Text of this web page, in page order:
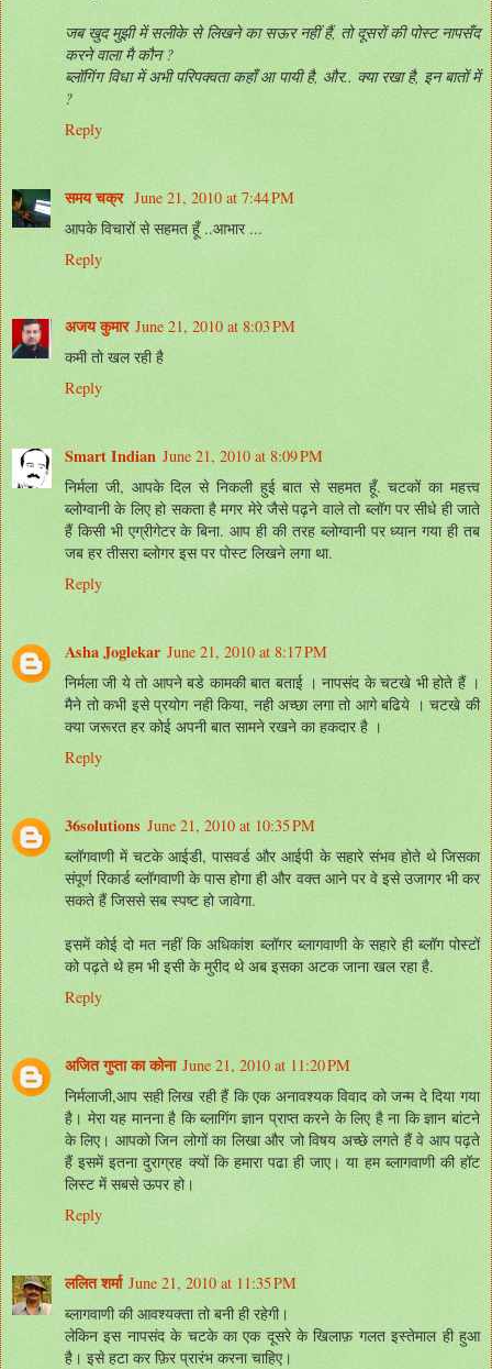
जब खुद मुझी में सलीके से लिखने का सऊर नहीं हैं, तो दूसरों की पोस्ट नापसँद
करने वाला मै कौन ?
ब्लॉगिंग विधा में अभी परिपक्वता कहाँ आ पायी है, और.. क्या रखा है, इन बातों में
?
Reply
समय चक्र June 21, 2010 at 7:44 PM
आपके विचारों से सहमत हूँ ..आभार ...
Reply
अजय कुमार June 21, 2010 at 8:03 PM
कमी तो खल रही है
Reply
Smart Indian June 21, 2010 at 8:09 PM
निर्मला जी, आपके दिल से निकली हुई बात से सहमत हूँ. चटकों का महत्त्व
ब्लोग्वानी के लिए हो सकता है मगर मेरे जैसे पढ़ने वाले तो ब्लॉग पर सीधे ही जाते
हैं किसी भी एग्रीगेटर के बिना. आप ही की तरह ब्लोग्वानी पर ध्यान गया ही तब
जब हर तीसरा ब्लोगर इस पर पोस्ट लिखने लगा था.
Reply
Asha Joglekar June 21, 2010 at 8:17 PM
निर्मला जी ये तो आपने बडे कामकी बात बताई । नापसंद के चटखे भी होते हैं ।
मैने तो कभी इसे प्रयोग नही किया, नही अच्छा लगा तो आगे बढिये । चटखे की
क्या जरूरत हर कोई अपनी बात सामने रखने का हकदार है ।
Reply
36solutions June 21, 2010 at 10:35 PM
ब्‍लॉगवाणी में चटके आईडी, पासवर्ड और आईपी के सहारे संभव होते थे जिसका
संपूर्ण रिकार्ड ब्‍लॉगवाणी के पास होगा ही और वक्‍त आने पर वे इसे उजागर भी कर
सकते हैं जिससे सब स्‍पष्‍ट हो जावेगा.
इसमें कोई दो मत नहीं कि अधिकांश ब्‍लॉगर ब्‍लागवाणी के सहारे ही ब्‍लॉग पोस्‍टों
को पढ़ते थे हम भी इसी के मुरीद थे अब इसका अटक जाना खल रहा है.
Reply
अजित गुप्ता का कोना June 21, 2010 at 11:20 PM
निर्मलाजी,आप सही लिख रही हैं कि एक अनावश्‍यक विवाद को जन्‍म दे दिया गया
है। मेरा यह मानना है कि ब्‍लागिंग ज्ञान प्राप्‍त करने के लिए है ना कि ज्ञान बांटने
के लिए। आपको जिन लोगों का लिखा और जो विषय अच्‍छे लगते हैं वे आप पढ़ते
हैं इसमें इतना दुराग्रह क्‍यों कि हमारा पढा ही जाए। या हम ब्‍लागवाणी की हॉट
लिस्‍ट में सबसे ऊपर हो।
Reply
ललित शर्मा June 21, 2010 at 11:35 PM
ब्लागवाणी की आवश्यक्ता तो बनी ही रहेगी।
लेकिन इस नापसंद के चटके का एक दूसरे के खिलाफ़ गलत इस्तेमाल ही हुआ
है। इसे हटा कर फ़िर प्रारंभ करना चाहिए।